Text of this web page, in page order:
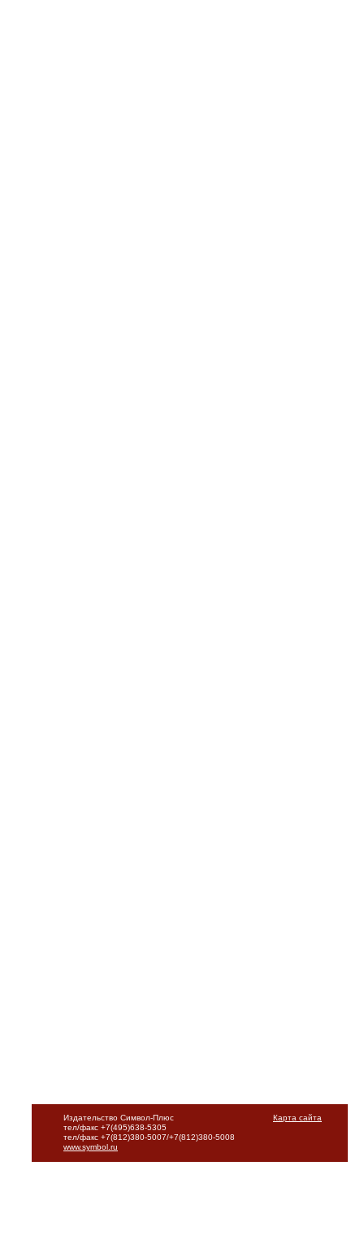
Карта сайта
Издательство Символ-Плюс
тел/факс +7(495)638-5305
тел/факс +7(812)380-5007/+7(812)380-5008
www.symbol.ru